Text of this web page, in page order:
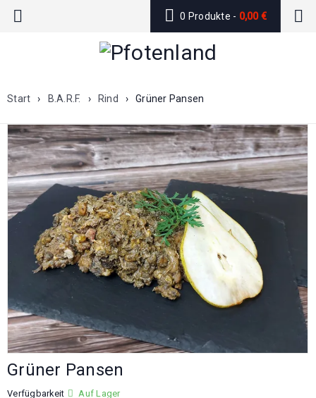
0 Produkte - 0,00€
Start › B.A.R.F. › Rind › Grüner Pansen
Grüner Pansen
Verfügbarkeit Auf Lager